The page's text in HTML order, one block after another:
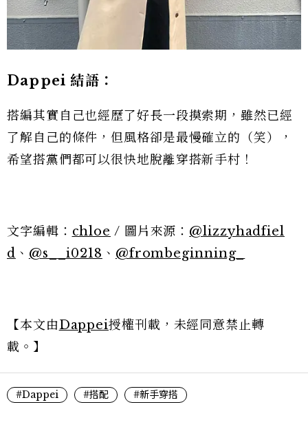
Dappei 結語：
搭編其實自己也經歷了好長一段摸索期，雖然已經
了解自己的條件，但風格卻是最慢確立的（笑），
希望搭黨們都可以很快地脫離穿搭新手村！
文字編輯： chloe / 圖片來源： @lizzyhadfiel
d 、 @s__i0218 、 @frombeginning_
【本文由Dappei授權刊載，未經同意禁止轉
載。】
#Dappei #搭配 #新手穿搭